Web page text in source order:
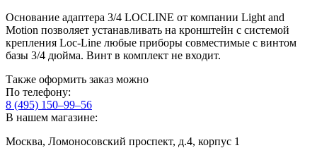
Основание адаптера 3/4 LOCLINE от компании Light and
Motion позволяет устанавливать на кронштейн с системой
крепления Loc-Line любые приборы совместимые с винтом
базы 3/4 дюйма. Винт в комплект не входит.
Также оформить заказ можно
По телефону:
8 (495) 150–99–56
В нашем магазине:
Москва, Ломоносовский проспект, д.4, корпус 1